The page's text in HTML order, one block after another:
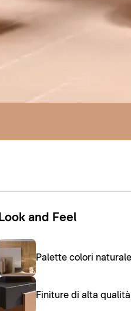
Look and Feel
Palette colori
Finiture di alta qualità